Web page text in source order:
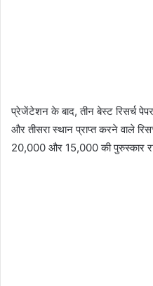
प्रेजेंटेशन के बाद, तीन बेस्ट रिसर्च
और तीसरा स्थान प्राप्त करने वाले
20,000 और 15,000 की पुरुस्कार